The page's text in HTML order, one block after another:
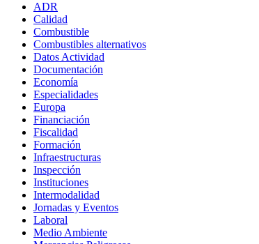
ADR
Calidad
Combustible
Combustibles alternativos
Datos Actividad
Documentación
Economía
Especialidades
Europa
Financiación
Fiscalidad
Formación
Infraestructuras
Inspección
Instituciones
Intermodalidad
Jornadas y Eventos
Laboral
Medio Ambiente